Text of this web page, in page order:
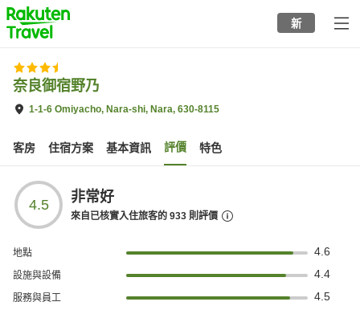
to
top
page
新
奈良御宿野乃
1-1-6 Omiyacho, Nara-shi, Nara, 630-8115
客房 住宿方案 基本資訊 評價 特色
4.5 非常好
來自已核實入住旅客的 933 則評價
地點 4.6
設施與設備 4.4
服務與員工 4.5